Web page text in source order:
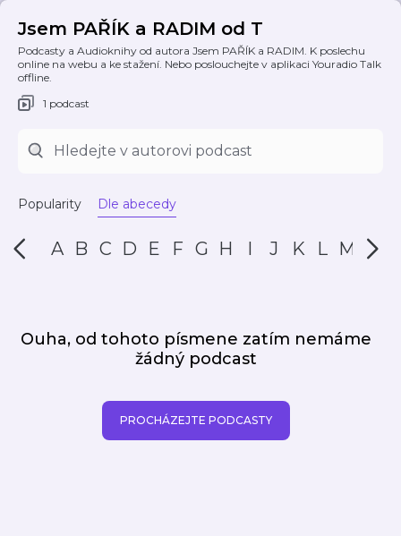
Jsem PAŘÍK a RADIM od T
Podcasty a Audioknihy od autora Jsem PAŘÍK a RADIM. K poslechu
online na webu a ke stažení. Nebo poslouchejte v aplikaci Youradio Talk
offline.
1 podcast
Popularity Dle abecedy
A B C D E F G H I J K L M N
Ouha, od tohoto písmene zatím nemáme
žádný podcast
PROCHÁZEJTE PODCASTY